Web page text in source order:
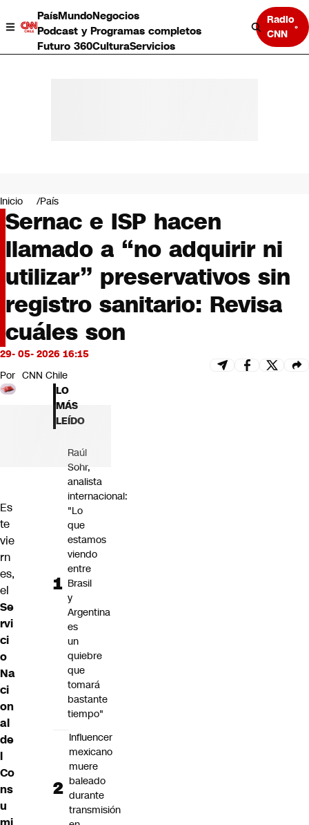
PaísMundoNegocios
Podcast y Programas completos
Futuro 360CulturaServicios
Radio
CNN
Negocios
Deportes
Programas completos
Cultura
Servicios
Bits
CNN tiempo
Futuro 360
Opinión
Inicio País
Sernac e ISP hacen
llamado a “no adquirir ni
utilizar” preservativos sin
registro sanitario: Revisa
cuáles son
29- 05- 2026 16:15
Por CNN Chile
Es
te
vie
rn
es,
el
Se
rvi
ci
o
Na
ci
on
al
de
l
Co
ns
u
LO
MÁS
LEÍDO
Raúl
Sohr,
analista
internacional:
"Lo
que
estamos
viendo
entre
Brasil
y
Argentina
es
un
quiebre
que
tomará
bastante
tiempo"
Influencer
mexicano
muere
baleado
durante
transmisión